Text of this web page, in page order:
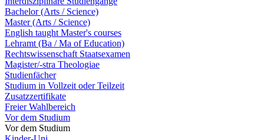
Bachelor (Arts / Science)
Master (Arts / Science)
English taught Master's courses
Lehramt (Ba / Ma of Education)
Rechtswissenschaft Staatsexamen
Magister/-stra Theologiae
Studienfächer
Studium in Vollzeit oder Teilzeit
Zusatzzertifikate
Freier Wahlbereich
Vor dem Studium
Vor dem Studium